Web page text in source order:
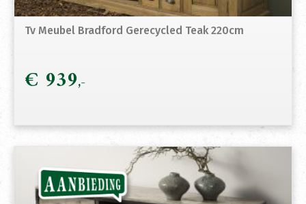
Tv Meubel Bradford Gerecycled Teak 220cm
€ 939